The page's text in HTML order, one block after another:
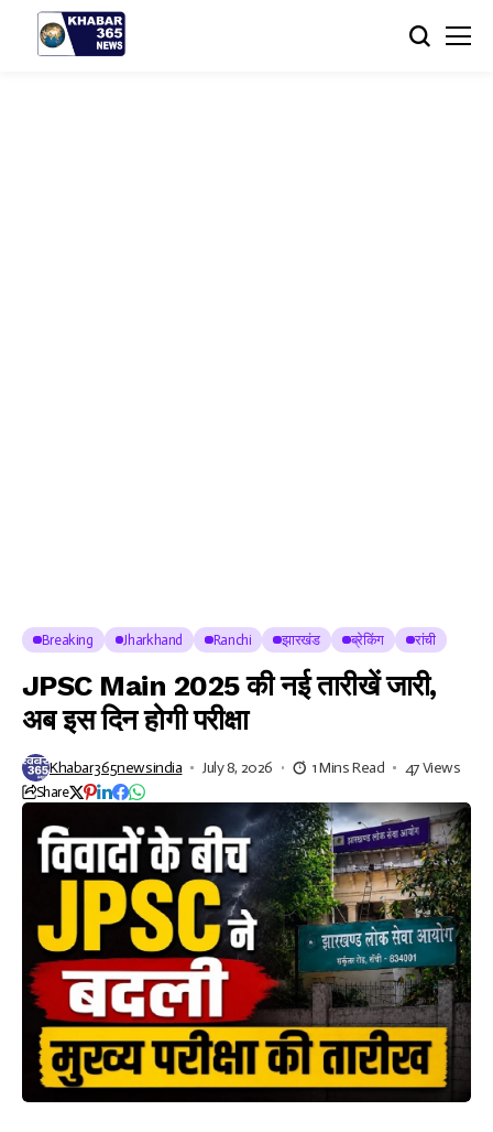
Breaking Jharkhand Ranchi झारखंड ब्रेकिंग रांची
JPSC Main 2025 की नई तारीखें जारी,
अब इस दिन होगी परीक्षा
Khabar365newsindia July 8, 2026 1 Mins Read 47 Views
Share